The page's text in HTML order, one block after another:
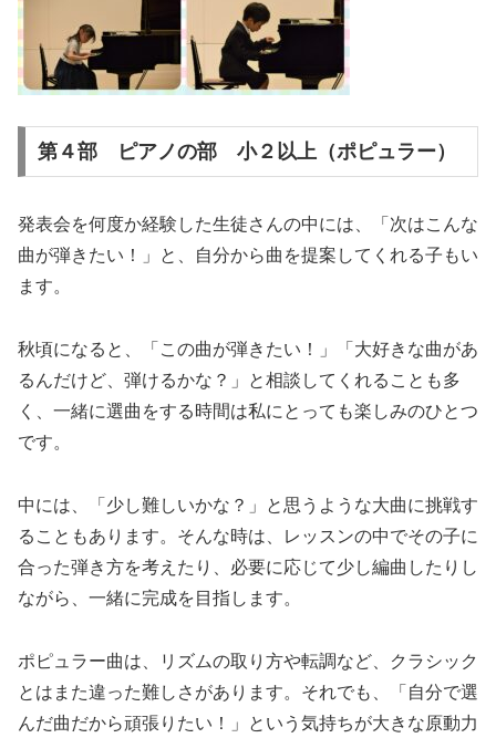
第４部 ピアノの部 小２以上（ポピュラー）
発表会を何度か経験した生徒さんの中には、「次はこんな
曲が弾きたい！」と、自分から曲を提案してくれる子もい
ます。
秋頃になると、「この曲が弾きたい！」「大好きな曲があ
るんだけど、弾けるかな？」と相談してくれることも多
く、一緒に選曲をする時間は私にとっても楽しみのひとつ
です。
中には、「少し難しいかな？」と思うような大曲に挑戦す
ることもあります。そんな時は、レッスンの中でその子に
合った弾き方を考えたり、必要に応じて少し編曲したりし
ながら、一緒に完成を目指します。
ポピュラー曲は、リズムの取り方や転調など、クラシック
とはまた違った難しさがあります。それでも、「自分で選
んだ曲だから頑張りたい！」という気持ちが大きな原動力